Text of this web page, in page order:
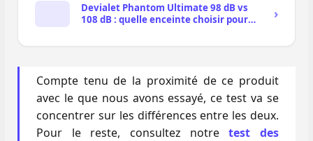
Devialet Phantom Ultimate 98 dB vs
108 dB : quelle enceinte choisir pour
Compte tenu de la proximité de ce produit
avec le que nous avons essayé, ce test va se
concentrer sur les différences entre les deux.
Pour le reste, consultez notretest des